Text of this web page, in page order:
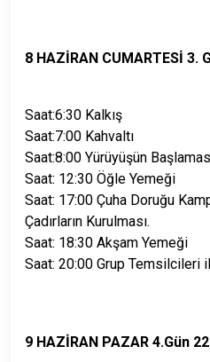
8 HAZİRAN CUMARTESİ 3.
Saat:6:30 Kalkış
Saat:7:00 Kahvaltı
Saat:8:00 Yürüyüşün
Saat: 12:30 Öğle Yemeği
Saat: 17:00 Çuha Doruğu
Çadırların Kurulması.
Saat: 18:30 Akşam Yemeği
Saat: 20:00 Grup Temsilcileri
9 HAZİRAN PAZAR 4.Gün